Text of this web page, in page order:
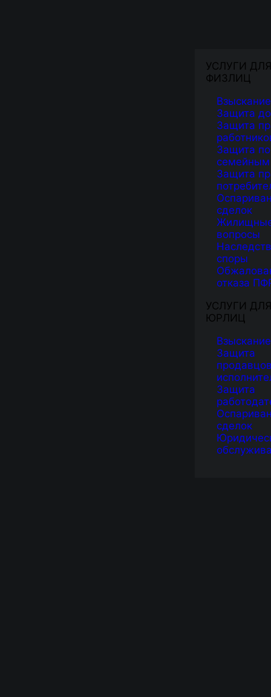
УСЛУГИ ДЛЯ
ФИЗЛИЦ
Защита
Защита
Защита по
Защита
сделок
вопросы
споры
отказа
УСЛУГИ ДЛЯ
ЮРЛИЦ
Защита
Защита
сделок